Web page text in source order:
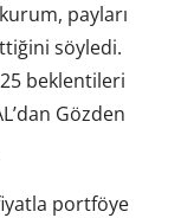
payları
söyledi.
beklentileri
Gözden
portföye